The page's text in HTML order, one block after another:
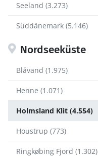
Seeland (3.273)
Süddänemark (5.146)
Nordseeküste
Blåvand (1.975)
Henne (1.071)
Holmsland Klit (4.554)
Houstrup (773)
Ringkøbing Fjord (1.302)